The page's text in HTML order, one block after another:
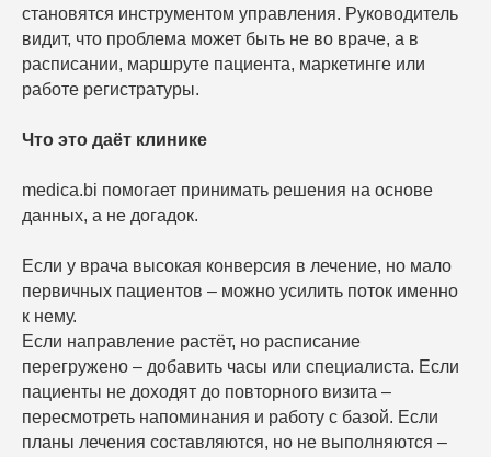
становятся инструментом управления. Руководитель
видит, что проблема может быть не во враче, а в
расписании, маршруте пациента, маркетинге или
работе регистратуры.
Что это даёт клинике
medica.bi помогает принимать решения на основе
данных, а не догадок.
Если у врача высокая конверсия в лечение, но мало
первичных пациентов – можно усилить поток именно
к нему.
Если направление растёт, но расписание
перегружено – добавить часы или специалиста. Если
пациенты не доходят до повторного визита –
пересмотреть напоминания и работу с базой. Если
планы лечения составляются, но не выполняются –